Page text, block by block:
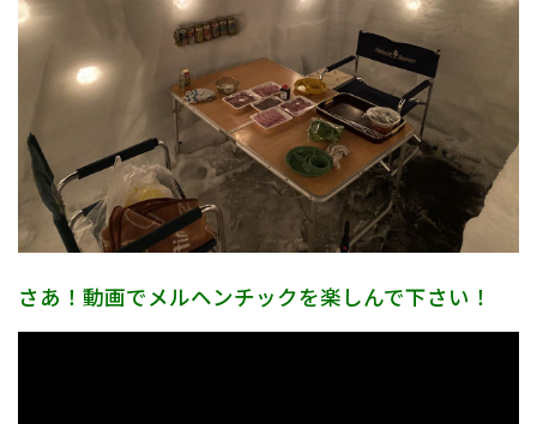
さあ！動画でメルヘンチックを楽しんで下さい！